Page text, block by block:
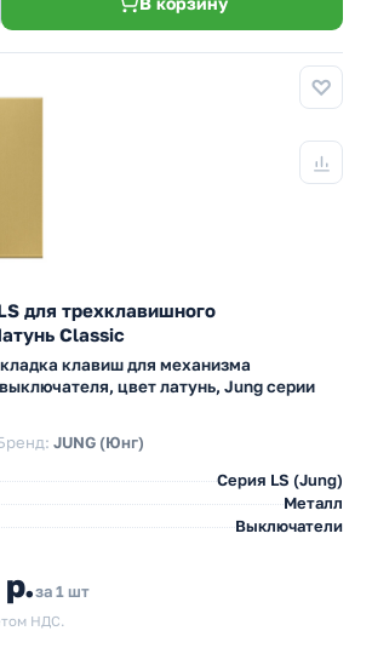
для трехклавишного
Classic
клавиш для механизма
цвет латунь, Jung серии
JUNG (Юнг)
Серия LS (Jung)
Металл
Выключатели
за 1 шт
НДС.